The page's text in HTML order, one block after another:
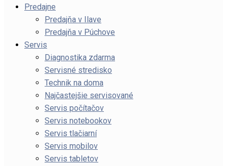
Predajne
Predajňa v Ilave
Predajňa v Púchove
Servis
Diagnostika zdarma
Servisné stredisko
Technik na doma
Najčastejšie servisované
Servis počítačov
Servis notebookov
Servis tlačiarní
Servis mobilov
Servis tabletov